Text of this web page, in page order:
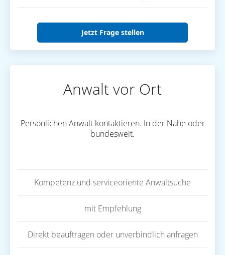
Jetzt Frage stellen
Anwalt vor Ort
Persönlichen Anwalt kontaktieren. In der Nähe oder
bundesweit.
Kompetenz und serviceoriente Anwaltsuche
mit Empfehlung
Direkt beauftragen oder unverbindlich anfragen